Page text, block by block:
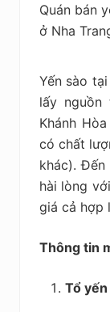
Yến sào
lấy nguồn
Khánh
có chất
khác).
hài lòng
giá cả hợp
Thông tin
Tổ yến